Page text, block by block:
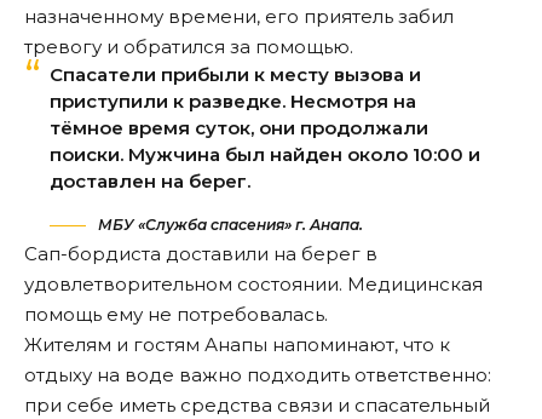
назначенному времени, его приятель забил
тревогу и обратился за помощью.
Спасатели прибыли к месту вызова и
приступили к разведке. Несмотря на
тёмное время суток, они продолжали
поиски. Мужчина был найден около 10:00 и
доставлен на берег.
МБУ «Служба спасения» г. Анапа.
Сап-бордиста доставили на берег в
удовлетворительном состоянии. Медицинская
помощь ему не потребовалась.
Жителям и гостям Анапы напоминают, что к
отдыху на воде важно подходить ответственно:
при себе иметь средства связи и спасательный